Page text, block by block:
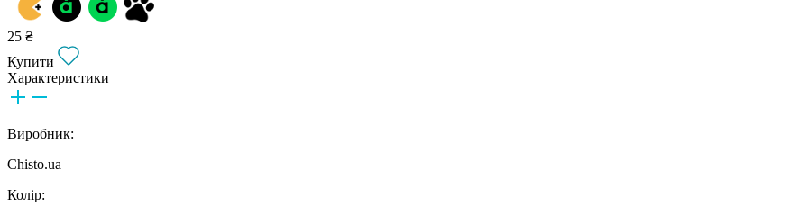
25 ₴
Купити
Характеристики
Виробник:
Chisto.ua
Колір: